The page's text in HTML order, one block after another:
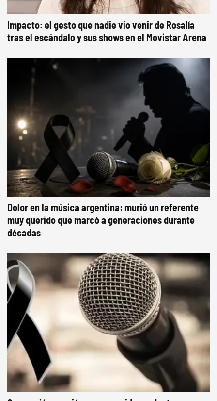
Impacto: el gesto que nadie vio venir de Rosalía
tras el escándalo y sus shows en el Movistar Arena
Dolor en la música argentina: murió un referente
muy querido que marcó a generaciones durante
décadas